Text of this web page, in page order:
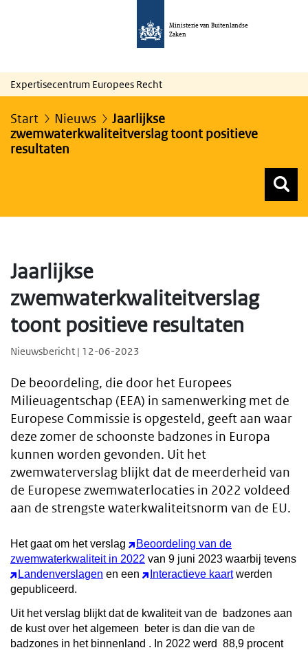
Ministerie van Buitenlandse
Zaken
Expertisecentrum Europees Recht
Start Nieuws
Jaarlijkse
zwemwaterkwaliteitverslag toont positieve
resultaten
Jaarlijkse
zwemwaterkwaliteitverslag
toont positieve resultaten
Nieuwsbericht | 12-06-2023
De beoordeling, die door het Europees
Milieuagentschap (EEA) in samenwerking met de
Europese Commissie is opgesteld, geeft aan waar
deze zomer de schoonste badzones in Europa
kunnen worden gevonden. Uit het
zwemwaterverslag blijkt dat de meerderheid van
de Europese zwemwaterlocaties in 2022 voldeed
aan de strengste waterkwaliteitsnorm van de EU.
Het gaat om het verslag
Beoordeling van de
zwemwaterkwaliteit in 2022 van 9 juni 2023 waarbij tevens
Landenverslagen en een Interactieve kaartwerden
gepubliceerd.
Uit het verslag blijkt dat de kwaliteit van de badzones aan
de kust over het algemeen
beter is dan die van de
badzones in het binnenland . In 2022 werd 88,9 procent